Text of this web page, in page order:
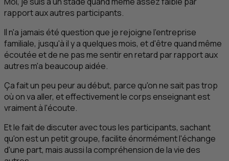
rapport aux autres participants.
Il n'a jamais été question que je rejoigne l'entreprise
familiale, jusqu'à il y a quelques mois, et d'être quand même
écoutée et de ne pas me sentir en retard par rapport aux
autres m'a beaucoup aidée.
Ça fait un peu peur au début, parce qu'on ne sait pas trop
où on va aller, et effectivement le corps enseignant est
vraiment à l'écoute.
Et le fait de discuter avec tous les participants, sachant
qu'on est un petit groupe, facilite énormément l'échange
d'une part, mais aussi la compréhension de la vie des